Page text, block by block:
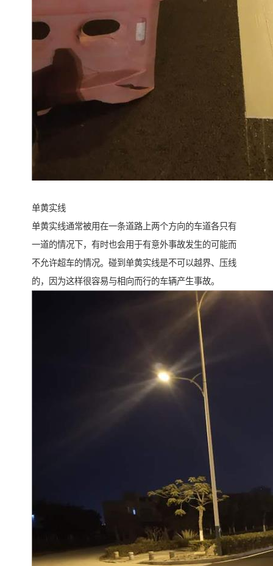
单黄实线
单黄实线通常被用在一条道路上两个方向的车道各只有
一道的情况下，有时也会用于有意外事故发生的可能而
不允许超车的情况。碰到单黄实线是不可以越界、压线
的，因为这样很容易与相向而行的车辆产生事故。